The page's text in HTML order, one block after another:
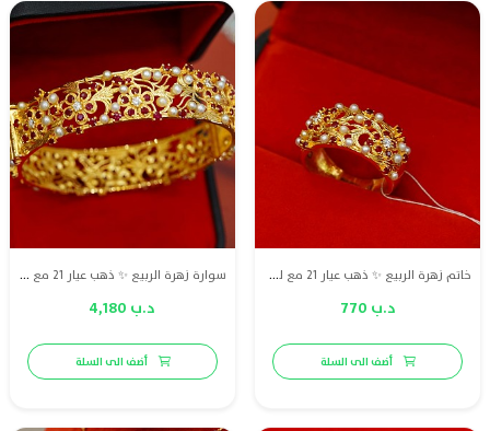
خاتم زهرة الربيع ✨ ذهب عيار 21 مع لؤلؤ طبيعي بحريني وياقوت طبيعي وماس VS، لمسة راقية تعكس جمال التفاصيل.
د.ب 770
أضف الى السلة
سوارة زهرة الربيع ✨ ذهب عيار 21 مع لؤلؤ طبيعي بحريني وياقوت طبيعي وماس VS، تصميم ناعم يجمع بين الأناقة ولمسة فاخرة
د.ب 4,180
أضف الى السلة